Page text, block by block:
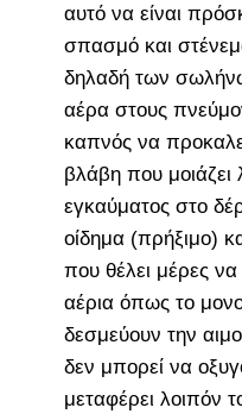
αυτό να είναι
σπασμό και
δηλαδή των
αέρα στους
καπνός να
βλάβη που μοιάζει
εγκαύματος στο
οίδημα (πρήξιμο)
που θέλει μέρες
αέρια όπως το
δεσμεύουν την
δεν μπορεί να
μεταφέρει λοιπόν